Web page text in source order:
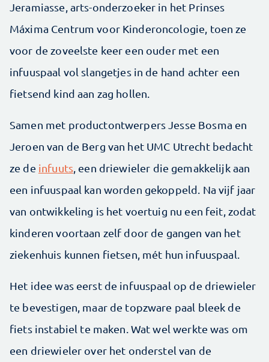
Jeramiasse, arts-onderzoeker in het Prinses
Máxima Centrum voor Kinder­oncologie, toen ze
voor de zoveelste keer een ouder met een
infuuspaal vol slangetjes in de hand achter een
fietsend kind aan zag hollen.
Samen met productontwerpers Jesse Bosma en
Jeroen van de Berg van het UMC Utrecht bedacht
ze de infuuts, een driewieler die gemakkelijk aan
een infuuspaal kan worden gekoppeld. Na vijf jaar
van ontwikkeling is het voertuig nu een feit, zodat
kinderen voortaan zelf door de gangen van het
ziekenhuis kunnen fietsen, mét hun infuuspaal.
Het idee was eerst de infuuspaal op de driewieler
te bevestigen, maar de topzware paal bleek de
fiets instabiel te maken. Wat wel werkte was om
een driewieler over het onderstel van de